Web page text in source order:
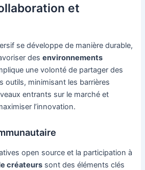
et
se développe de manière durable,
desenvironnements
une volonté de partager des
outils, minimisant les barrières
entrants sur le marché et
l’innovation.
open source et la participation à
créateurs sont des éléments clés